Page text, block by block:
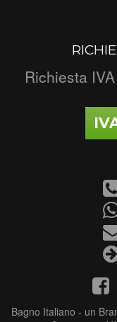
Richiesta
Bagno Italiano - un